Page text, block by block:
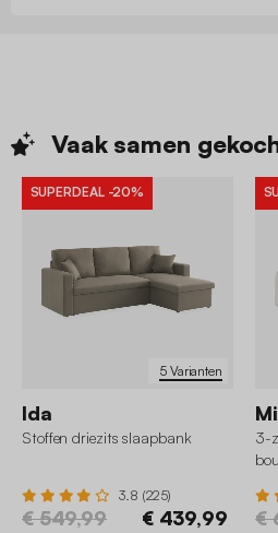
Vaak samen
5 Varianten
SUPERDEAL -20%
Ida
Stoffen driezits slaapbank
3.8 (225)
€ 549,99 € 439,99
3-
€